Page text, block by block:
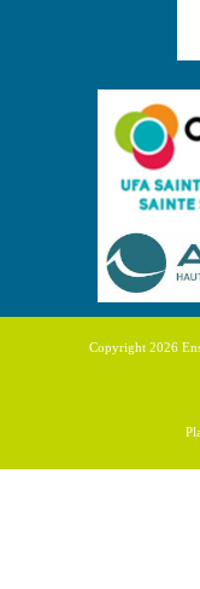
Copyright 2026